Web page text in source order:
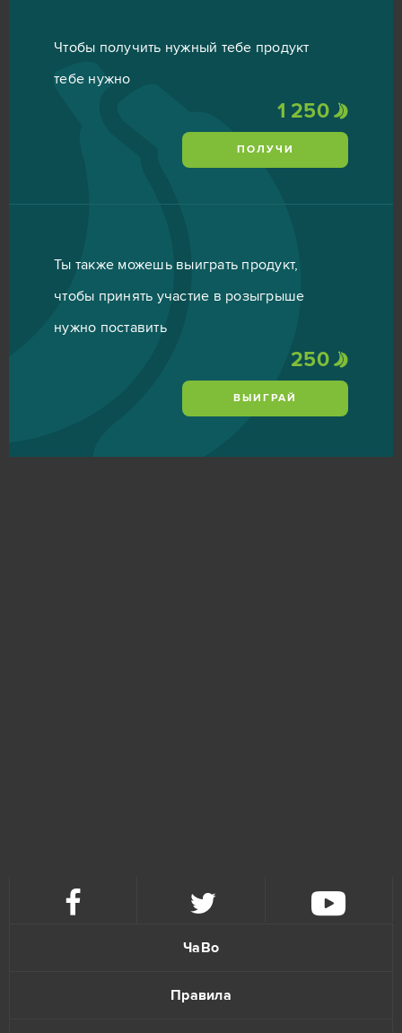
Чтобы получить нужный тебе продукт
тебе нужно
1 250
ПОЛУЧИ
Ты также можешь выиграть продукт,
чтобы принять участие в розыгрыше
нужно поставить
250
ВЫИГРАЙ
ЧаВо
Правила